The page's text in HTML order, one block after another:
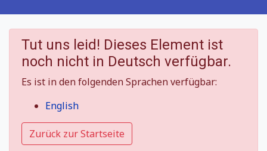
Tut uns leid! Dieses Element ist
noch nicht in Deutsch verfügbar.
Es ist in den folgenden Sprachen verfügbar:
English
Zurück zur Startseite